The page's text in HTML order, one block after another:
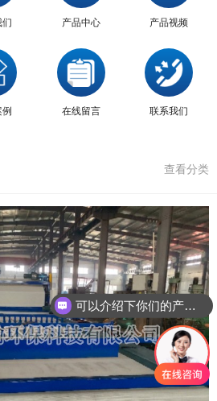
们 产品中心 产品视频
例 在线留言 联系我们
查看分类
可以介绍下你们的产品么